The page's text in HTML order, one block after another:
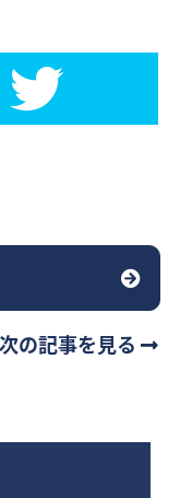
次の記事を見る